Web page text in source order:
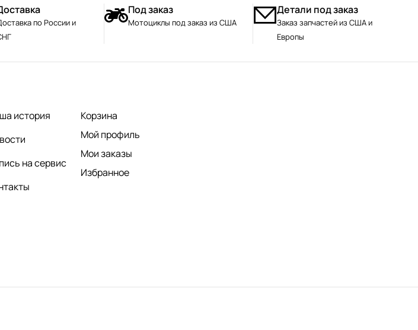
по России и
Под заказ
Мотоциклы под заказ из США
Детали под заказ
Заказ запчастей из США и
Европы
история
на сервис
Корзина
Мой профиль
Мои заказы
Избранное